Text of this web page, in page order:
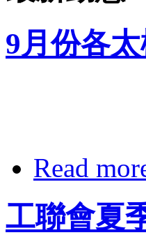
9月份各
Read
工聯會夏